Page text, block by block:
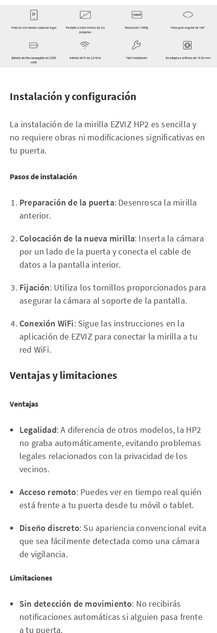
Instalación y configuración
La instalación de la mirilla EZVIZ HP2 es sencilla y
no requiere obras ni modificaciones significativas en
tu puerta.
Pasos de instalación
Preparación de la puerta: Desenrosca la mirilla
anterior.
Colocación de la nueva mirilla: Inserta la cámara
por un lado de la puerta y conecta el cable de
datos a la pantalla interior.
Fijación: Utiliza los tornillos proporcionados para
asegurar la cámara al soporte de la pantalla.
Conexión WiFi: Sigue las instrucciones en la
aplicación de EZVIZ para conectar la mirilla a tu
red WiFi.
Ventajas y limitaciones
Ventajas
Legalidad: A diferencia de otros modelos, la HP2
no graba automáticamente, evitando problemas
legales relacionados con la privacidad de los
vecinos.
Acceso remoto: Puedes ver en tiempo real quién
está frente a tu puerta desde tu móvil o tablet.
Diseño discreto: Su apariencia convencional evita
que sea fácilmente detectada como una cámara
de vigilancia.
Limitaciones
Sin detección de movimiento: No recibirás
notificaciones automáticas si alguien pasa frente
a tu puerta.